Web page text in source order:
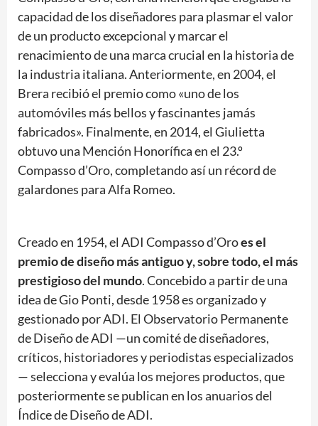
capacidad de los diseñadores para plasmar el valor
de un producto excepcional y marcar el
renacimiento de una marca crucial en la historia de
la industria italiana. Anteriormente, en 2004, el
Brera recibió el premio como «uno de los
automóviles más bellos y fascinantes jamás
fabricados». Finalmente, en 2014, el Giulietta
obtuvo una Mención Honorífica en el 23.º
Compasso d’Oro, completando así un récord de
galardones para Alfa Romeo.
Creado en 1954, el ADI Compasso d’Oroes el
premio de diseño más antiguo y, sobre todo, el más
prestigioso del mundo. Concebido a partir de una
idea de Gio Ponti, desde 1958 es organizado y
gestionado por ADI. El Observatorio Permanente
de Diseño de ADI —un comité de diseñadores,
críticos, historiadores y periodistas especializados
— selecciona y evalúa los mejores productos, que
posteriormente se publican en los anuarios del
Índice de Diseño de ADI.